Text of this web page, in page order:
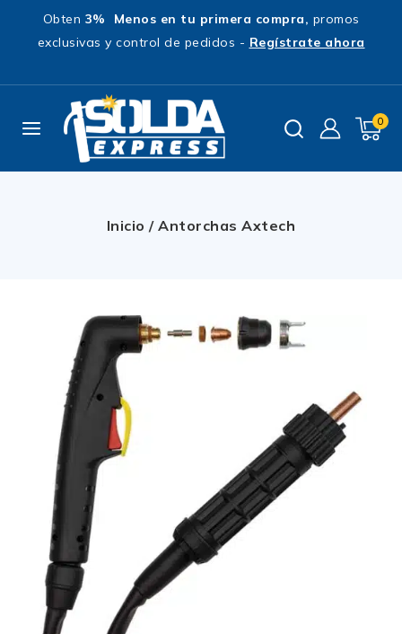
Obten 3% Menos en tu primera compra, promos
exclusivas y control de pedidos - Regístrate ahora
0
Inicio /Antorchas Axtech